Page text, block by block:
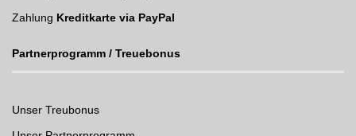
Zahlung Kreditkarte via PayPal
Partnerprogramm / Treuebonus
Unser Treubonus